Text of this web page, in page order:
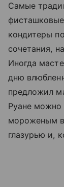
Самые
кондитеры
сочетания,
Иногда
дню
предложил
Руане можно
мороженым
глазурью и,